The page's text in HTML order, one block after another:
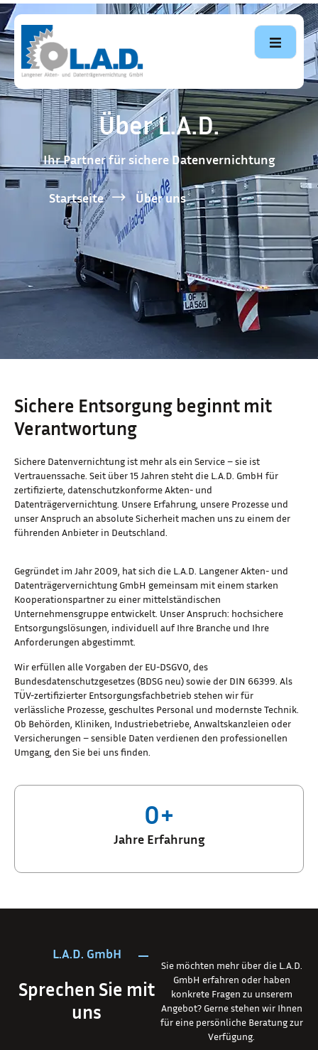
Über L.A.D.
Ihr Partner für sichere Datenvernichtung
Startseite Über uns
Sichere Entsorgung beginnt mit
Verantwortung
Sichere Datenvernichtung ist mehr als ein Service – sie ist
Vertrauenssache. Seit über 15 Jahren steht die L.A.D. GmbH für
zertifizierte, datenschutzkonforme Akten- und
Datenträgervernichtung. Unsere Erfahrung, unsere Prozesse und
unser Anspruch an absolute Sicherheit machen uns zu einem der
führenden Anbieter in Deutschland.
Gegründet im Jahr 2009, hat sich die L.A.D. Langener Akten- und
Datenträgervernichtung GmbH gemeinsam mit einem starken
Kooperationspartner zu einer mittelständischen
Unternehmensgruppe entwickelt. Unser Anspruch: hochsichere
Entsorgungslösungen, individuell auf Ihre Branche und Ihre
Anforderungen abgestimmt.
Wir erfüllen alle Vorgaben der EU-DSGVO, des
Bundesdatenschutzgesetzes (BDSG neu) sowie der DIN 66399. Als
TÜV-zertifizierter Entsorgungsfachbetrieb stehen wir für
verlässliche Prozesse, geschultes Personal und modernste Technik.
Ob Behörden, Kliniken, Industriebetriebe, Anwaltskanzleien oder
Versicherungen – sensible Daten verdienen den professionellen
Umgang, den Sie bei uns finden.
0+
Jahre Erfahrung
L.A.D. GmbH
Sprechen Sie mit
uns
Sie möchten mehr über die L.A.D.
GmbH erfahren oder haben
konkrete Fragen zu unserem
Angebot? Gerne stehen wir Ihnen
für eine persönliche Beratung zur
Verfügung.